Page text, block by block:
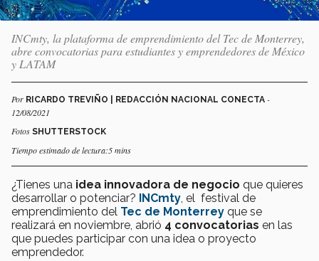
INCmty, la plataforma de emprendimiento del Tec de Monterrey,
abre convocatorias para estudiantes y emprendedores de México
y LATAM
Por RICARDO TREVIÑO | REDACCIÓN NACIONAL CONECTA -
12/08/2021
Fotos SHUTTERSTOCK
Tiempo estimado de lectura:5 mins
¿Tienes una idea innovadora de negocio que quieres
desarrollar o potenciar? INCmty , el festival de
emprendimiento del Tec de Monterrey que se
realizará en noviembre, abrió 4 convocatorias en las
que puedes participar con una idea o proyecto
emprendedor.